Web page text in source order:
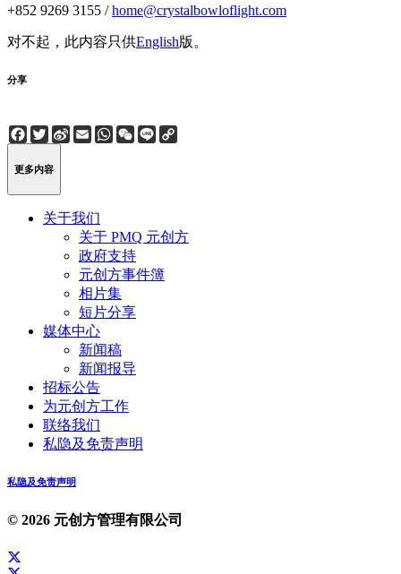
+852 9269 3155 /home@crystalbowloflight.com
对不起，此内容只供English版。
分享
Facebook
Twitter
Sina
Weibo
EmailWhatsApp
WeChat
Line
更多内容
关于我们
关于 PMQ 元创方
政府支持
元创方事件簿
相片集
短片分享
媒体中心
新闻稿
新闻报导
招标公告
为元创方工作
联络我们
私隐及免责声明
私隐及免责声明
© 2026 元创方管理有限公司